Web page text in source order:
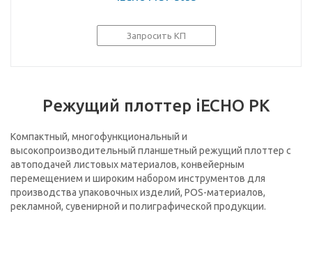
Запросить КП
Режущий плоттер iECHO PK
Компактный, многофункциональный и
высокопроизводительный планшетный режущий плоттер с
автоподачей листовых материалов, конвейерным
перемещением и широким набором инструментов для
производства упаковочных изделий, POS-материалов,
рекламной, сувенирной и полиграфической продукции.